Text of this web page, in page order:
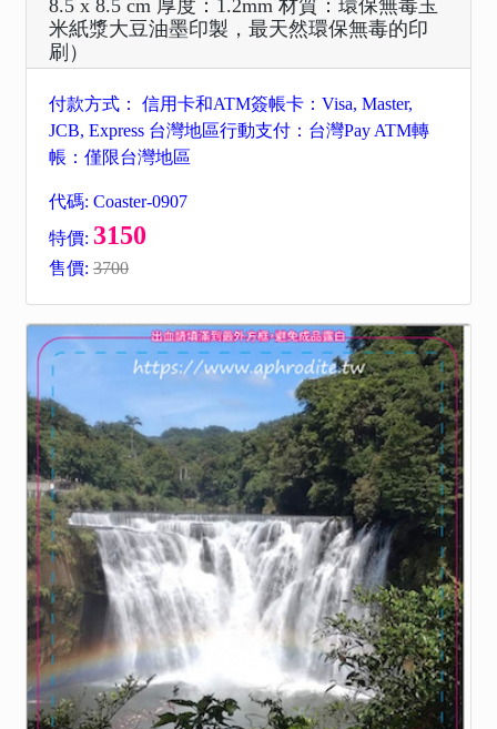
8.5 x 8.5 cm 厚度：1.2mm 材質：環保無毒玉
米紙漿大豆油墨印製，最天然環保無毒的印
刷）
付款方式： 信用卡和ATM簽帳卡：Visa, Master,
JCB, Express 台灣地區行動支付：台灣Pay ATM轉
帳：僅限台灣地區
代碼: Coaster-0907
特價: 3150
售價: 3700